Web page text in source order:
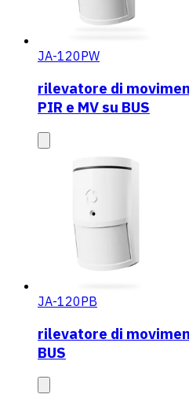
JA-120PW
rilevatore di
PIR e MV su BUS
JA-120PB
rilevatore di
BUS